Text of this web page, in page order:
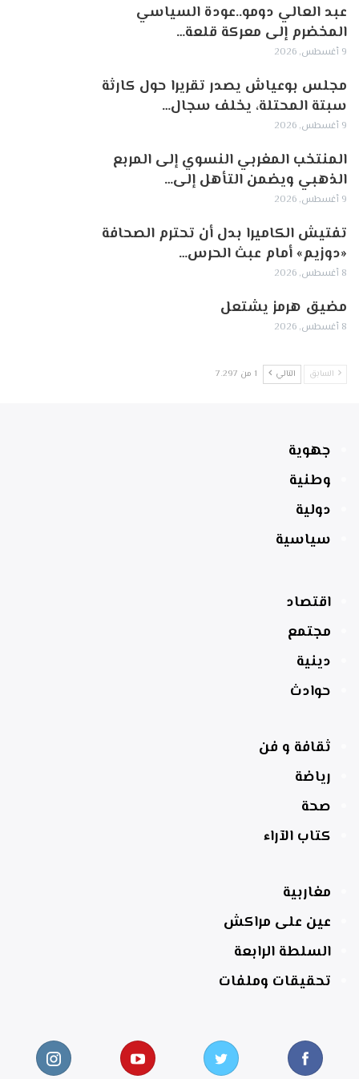
عبد العالي دومو..عودة السياسي
المخضرم إلى معركة قلعة…
9 أغسطس, 2026
مجلس بوعياش يصدر تقريرا حول كارثة
سبتة المحتلة، يخلف سجال…
9 أغسطس, 2026
المنتخب المغربي النسوي إلى المربع
الذهبي ويضمن التأهل إلى…
9 أغسطس, 2026
تفتيش الكاميرا بدل أن تحترم الصحافة
«دوزيم» أمام عبث الحرس…
8 أغسطس, 2026
مضيق هرمز يشتعل
8 أغسطس, 2026
السابق التالي 1 من 7٬297
جهوية
وطنية
دولية
سياسية
اقتصاد
مجتمع
دينية
حوادث
ثقافة و فن
رياضة
صحة
كتاب الآراء
مغاربية
عين على مراكش
السلطة الرابعة
تحقيقات وملفات